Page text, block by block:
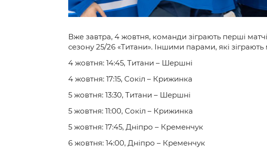
Вже завтра, 4 жовтня, команди зіграють перші
сезону 25/26 «Титани». Іншими парами, які
4 жовтня: 14:45, Титани – Шершні
4 жовтня: 17:15, Сокіл – Крижинка
5 жовтня: 13:30, Титани – Шершні
5 жовтня: 11:00, Сокіл – Крижинка
5 жовтня: 17:45, Дніпро – Кременчук
6 жовтня: 14:00, Дніпро – Кременчук